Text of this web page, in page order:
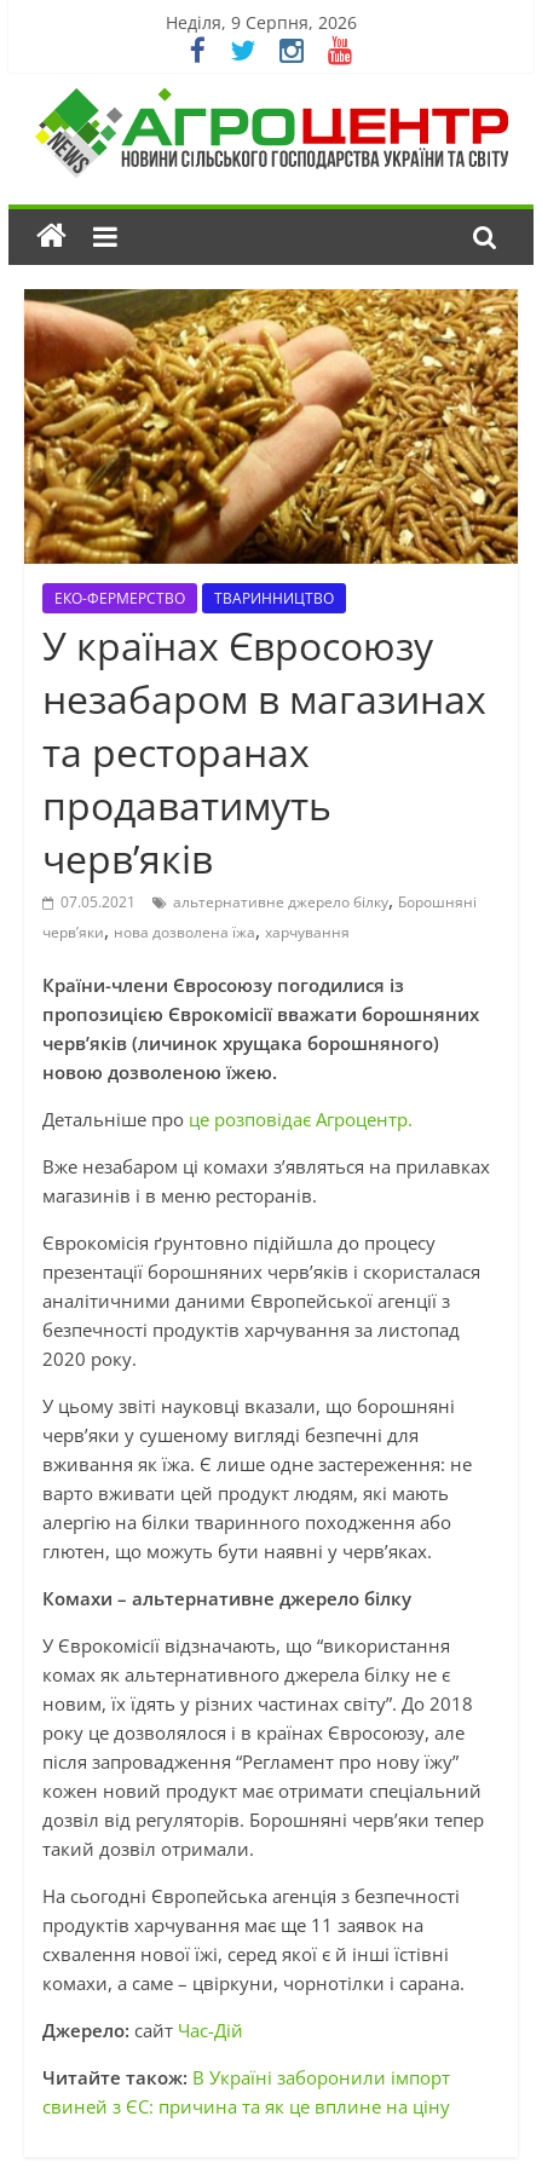
Неділя, 9 Серпня, 2026
ЕКО-ФЕРМЕРСТВО ТВАРИННИЦТВО
У країнах Євросоюзу
незабаром в магазинах
та ресторанах
продаватимуть
черв’яків
07.05.2021 альтернативне джерело білку, Борошняні
черв’яки, нова дозволена їжа, харчування
Країни-члени Євросоюзу погодилися із
пропозицією Єврокомісії вважати борошняних
черв’яків (личинок хрущака борошняного)
новою дозволеною їжею.
Детальніше про це розповідає Агроцентр.
Вже незабаром ці комахи з’являться на прилавках
магазинів і в меню ресторанів.
Єврокомісія ґрунтовно підійшла до процесу
презентації борошняних черв’яків і скористалася
аналітичними даними Європейської агенції з
безпечності продуктів харчування за листопад
2020 року.
У цьому звіті науковці вказали, що борошняні
черв’яки у сушеному вигляді безпечні для
вживання як їжа. Є лише одне застереження: не
варто вживати цей продукт людям, які мають
алергію на білки тваринного походження або
глютен, що можуть бути наявні у черв’яках.
Комахи – альтернативне джерело білку
У Єврокомісії відзначають, що “використання
комах як альтернативного джерела білку не є
новим, їх їдять у різних частинах світу”. До 2018
року це дозволялося і в країнах Євросоюзу, але
після запровадження “Регламент про нову їжу”
кожен новий продукт має отримати спеціальний
дозвіл від регуляторів. Борошняні черв’яки тепер
такий дозвіл отримали.
На сьогодні Європейська агенція з безпечності
продуктів харчування має ще 11 заявок на
схвалення нової їжі, серед якої є й інші їстівні
комахи, а саме – цвіркуни, чорнотілки і сарана.
Джерело: сайт Час-Дій
Читайте також: В Україні заборонили імпорт
свиней з ЄС: причина та як це вплине на ціну